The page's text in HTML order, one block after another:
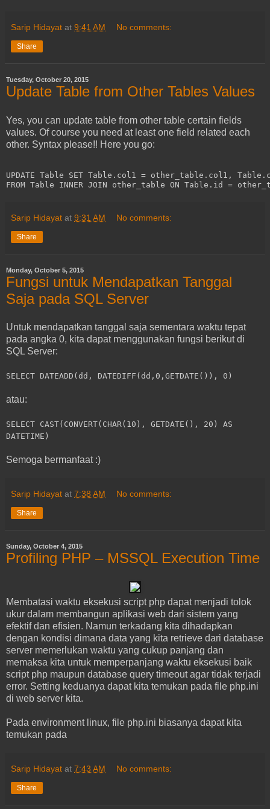
Sarip Hidayat at 9:41 AM No comments:
Share
Tuesday, October 20, 2015
Update Table from Other Tables Values
Yes, you can update table from other table certain fields
values. Of course you need at least one field related each
other. Syntax please!! Here you go:
UPDATE Table SET Table.col1 = other_table.col1,
FROM Table INNER JOIN other_table ON Table.id =
Sarip Hidayat at 9:31 AM No comments:
Share
Monday, October 5, 2015
Fungsi untuk Mendapatkan Tanggal
Saja pada SQL Server
Untuk mendapatkan tanggal saja sementara waktu tepat
pada angka 0, kita dapat menggunakan fungsi berikut di
SQL Server:
SELECT DATEADD(dd, DATEDIFF(dd,0,GETDATE()), 0)
atau:
SELECT CAST(CONVERT(CHAR(10), GETDATE(), 20) AS
DATETIME)
Semoga bermanfaat :)
Sarip Hidayat at 7:38 AM No comments:
Share
Sunday, October 4, 2015
Profiling PHP – MSSQL Execution Time
Membatasi waktu eksekusi script php dapat menjadi tolok
ukur dalam membangun aplikasi web dari sistem yang
efektif dan efisien. Namun terkadang kita dihadapkan
dengan kondisi dimana data yang kita retrieve dari database
server memerlukan waktu yang cukup panjang dan
memaksa kita untuk memperpanjang waktu eksekusi baik
script php maupun database query timeout agar tidak terjadi
error. Setting keduanya dapat kita temukan pada file php.ini
di web server kita.
Pada environment linux, file php.ini biasanya dapat kita
temukan pada
Sarip Hidayat at 7:43 AM No comments:
Share